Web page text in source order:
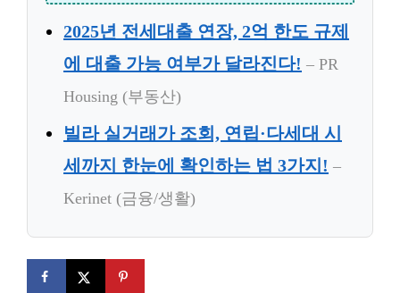
2025년 전세대출 연장, 2억 한도 규제
에 대출 가능 여부가 달라진다! – PR
Housing (부동산)
빌라 실거래가 조회, 연립·다세대 시
세까지 한눈에 확인하는 법 3가지! –
Kerinet (금융/생활)